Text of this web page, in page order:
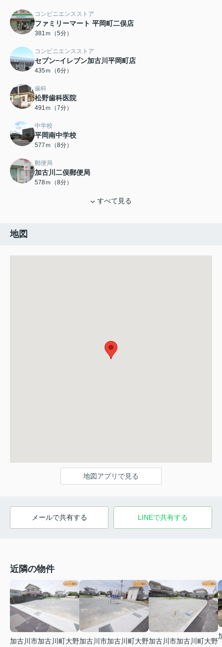
コンビニエンスストア
ファミリーマート 平岡町二俣店
381ｍ（5分）
コンビニエンスストア
セブン−イレブン加古川平岡町店
435ｍ（6分）
歯科
松野歯科医院
491ｍ（7分）
中学校
平岡南中学校
577ｍ（8分）
郵便局
加古川二俣郵便局
578ｍ（8分）
すべて見る
地図
地図アプリで見る
メールで共有する LINEで共有する
近隣の物件
加古川市加古川町大野加古川市加古川町大野加古川市加古川町大野